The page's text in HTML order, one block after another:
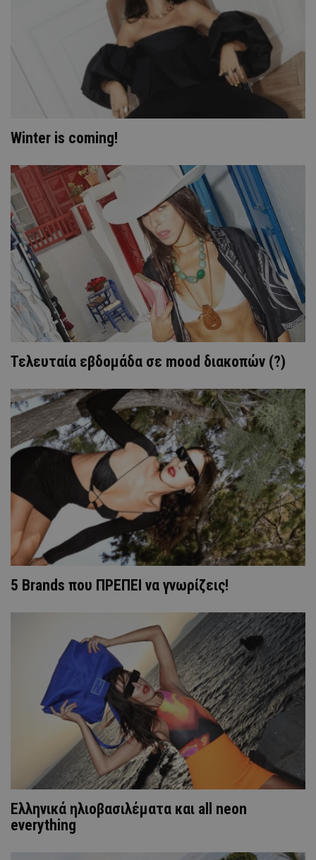
Winter is coming!
Τελευταία εβδομάδα σε mood διακοπών (?)
5 Brands που ΠΡΕΠΕΙ να γνωρίζεις!
Ελληνικά ηλιοβασιλέματα και all neon
everything